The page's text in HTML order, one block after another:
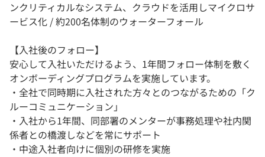
ンクリティカルなシステム、クラウドを活用しマイクロサ
ービス化 / 約200名体制のウォーターフォール
【入社後のフォロー】
安心して入社いただけるよう、1年間フォロー体制を敷く
オンボーディングプログラムを実施しています。
・全社で同時期に入社された方々とのつながるための「ク
ルーコミュニケーション」
・入社から1年間、同部署のメンターが事務処理や社内関
係者との橋渡しなどを常にサポート
・中途入社者向けに個別の研修を実施